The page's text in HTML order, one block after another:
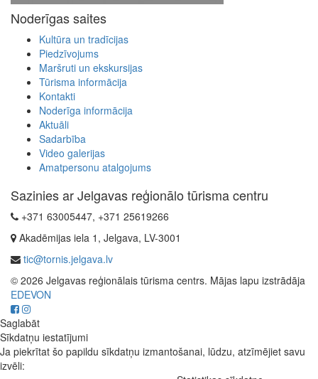
Noderīgas saites
Kultūra un tradīcijas
Piedzīvojums
Maršruti un ekskursijas
Tūrisma informācija
Kontakti
Noderīga informācija
Aktuāli
Sadarbība
Video galerijas
Amatpersonu atalgojums
Sazinies ar Jelgavas reģionālo tūrisma centru
+371 63005447, +371 25619266
Akadēmijas iela 1, Jelgava, LV-3001
tic@tornis.jelgava.lv
© 2026 Jelgavas reģionālais tūrisma centrs. Mājas lapu izstrādāja
EDEVON
Saglabāt
Sīkdatņu iestatījumi
Ja piekrītat šo papildu sīkdatņu izmantošanai, lūdzu, atzīmējiet savu
izvēli: